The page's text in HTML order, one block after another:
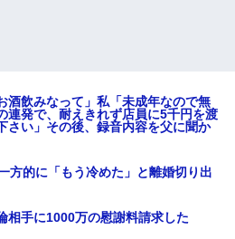
て
酒飲みなって」私「未成年なので無
連発で、耐えきれず店員に5千円を渡
さい」その後、録音内容を父に聞か
方的に「もう冷めた」と離婚切り出
相手に1000万の慰謝料請求した